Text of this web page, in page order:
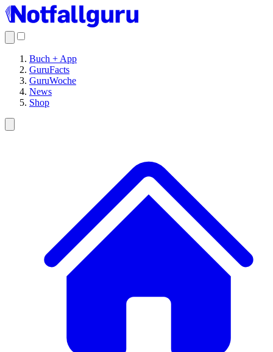
Buch + App
GuruFacts
GuruWoche
News
Shop